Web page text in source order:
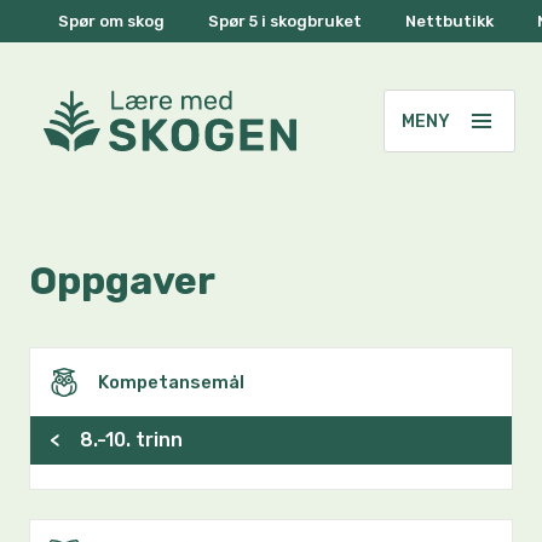
Spør om skog Spør 5 i skogbruket Nettbutikk
Oppgaver
Kompetansemål
< 8.-10. trinn